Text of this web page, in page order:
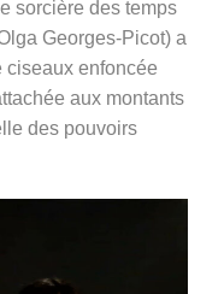
sorcière des temps
Georges-Picot) a
ciseaux enfoncée
aux montants
des pouvoirs